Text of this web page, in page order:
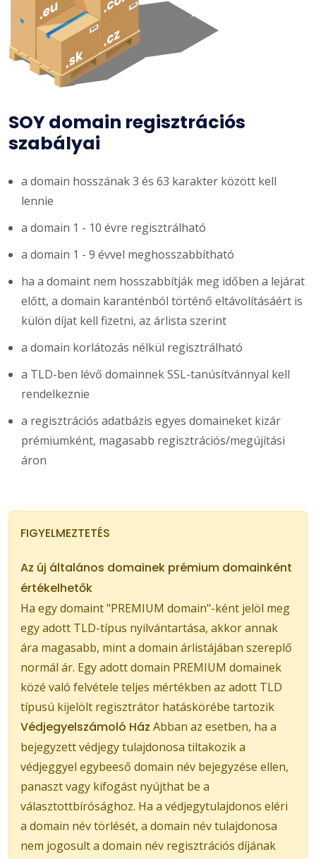
SOY domain regisztrációs
szabályai
a domain hosszának 3 és 63 karakter között kell
lennie
a domain 1 - 10 évre regisztrálható
a domain 1 - 9 évvel meghosszabbítható
ha a domaint nem hosszabbítják meg időben a lejárat
előtt, a domain karanténból történő eltávolításáért is
külön díjat kell fizetni, az árlista szerint
a domain korlátozás nélkül regisztrálható
a TLD-ben lévő domainnek SSL-tanúsítvánnyal kell
rendelkeznie
a regisztrációs adatbázis egyes domaineket kizár
prémiumként, magasabb regisztrációs/megújítási
áron
FIGYELMEZTETÉS
Az új általános domainek prémium domainként
értékelhetők
Ha egy domaint "PREMIUM domain"-ként jelöl meg
egy adott TLD-típus nyilvántartása, akkor annak
ára magasabb, mint a domain árlistájában szereplő
normál ár. Egy adott domain PREMIUM domainek
közé való felvétele teljes mértékben az adott TLD
típusú kijelölt regisztrátor hatáskörébe tartozik
Védjegyelszámoló Ház Abban az esetben, ha a
bejegyzett védjegy tulajdonosa tiltakozik a
védjeggyel egybeeső domain név bejegyzése ellen,
panaszt vagy kifogást nyújthat be a
választottbírósághoz. Ha a védjegytulajdonos eléri
a domain név törlését, a domain név tulajdonosa
nem jogosult a domain név regisztrációs díjának